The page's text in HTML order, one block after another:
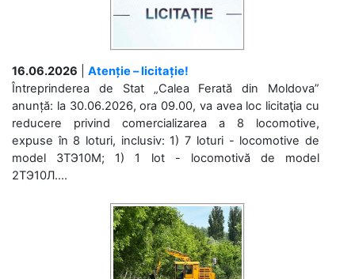
16.06.2026
Atenție – licitație!
Întreprinderea de Stat „Calea Ferată din Moldova”
anunță: la 30.06.2026, ora 09.00, va avea loc licitaţia cu
reducere privind comercializarea a 8 locomotive,
expuse în 8 loturi, inclusiv: 1) 7 loturi - locomotive de
model 3ТЭ10М; 1) 1 lot - locomotivă de model
2ТЭ10Л....